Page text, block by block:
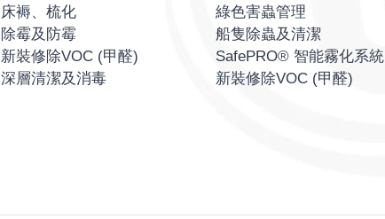
床褥、梳化
除霉及防霉
新裝修除VOC (甲醛)
深層清潔及消毒
綠色害蟲管理
船隻除蟲及清潔
SafePRO® 智能霧化系統
新裝修除VOC (甲醛)